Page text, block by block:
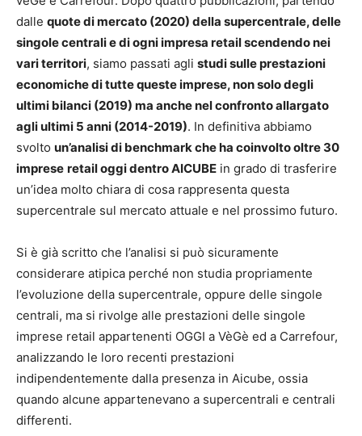
dalle quote di mercato (2020) della supercentrale, delle
singole centrali e di ogni impresa retail scendendo nei
vari territori, siamo passati agli studi sulle prestazioni
economiche di tutte queste imprese, non solo degli
ultimi bilanci (2019) ma anche nel confronto allargato
agli ultimi 5 anni (2014-2019). In definitiva abbiamo
svolto un’analisi di benchmark che ha coinvolto oltre 30
imprese retail oggi dentro AICUBE in grado di trasferire
un’idea molto chiara di cosa rappresenta questa
supercentrale sul mercato attuale e nel prossimo futuro.
Si è già scritto che l’analisi si può sicuramente
considerare atipica perché non studia propriamente
l’evoluzione della supercentrale, oppure delle singole
centrali, ma si rivolge alle prestazioni delle singole
imprese retail appartenenti OGGI a VèGè ed a Carrefour,
analizzando le loro recenti prestazioni
indipendentemente dalla presenza in Aicube, ossia
quando alcune appartenevano a supercentrali e centrali
differenti.